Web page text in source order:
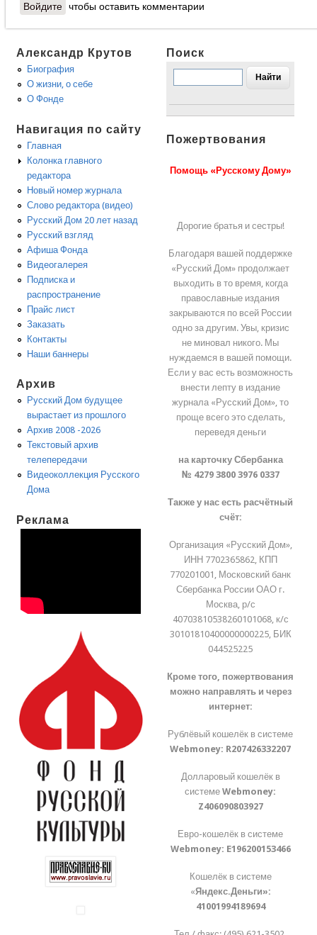
Войдите чтобы оставить комментарии
Александр Крутов
Биография
О жизни, о себе
О Фонде
Навигация по сайту
Главная
Колонка главного
редактора
Новый номер журнала
Слово редактора (видео)
Русский Дом 20 лет назад
Русский взгляд
Афиша Фонда
Видеогалерея
Подписка и
распространение
Прайс лист
Заказать
Контакты
Наши баннеры
Архив
Русский Дом будущее
вырастает из прошлого
Архив 2008 -2026
Текстовый архив
телепередачи
Видеоколлекция Русского
Дома
Реклама
Поиск
Пожертвования
Помощь «Русскому Дому»
Дорогие братья и сестры!
Благодаря вашей поддержке
«Русский Дом» продолжает
выходить в то время, когда
православные издания
закрываются по всей России
одно за другим. Увы, кризис
не миновал никого. Мы
нуждаемся в вашей помощи.
Если у вас есть возможность
внести лепту в издание
журнала «Русский Дом», то
проще всего это сделать,
переведя деньги
на карточку Сбербанка
№ 4279 3800 3976 0337
Также у нас есть расчётный
счёт:
Организация «Русский Дом»,
ИНН 7702365862, КПП
770201001, Московский банк
Сбербанка России ОАО г.
Москва, р/с
40703810538260101068, к/с
30101810400000000225, БИК
044525225
Кроме того, пожертвования
можно направлять и через
интернет:
Рублёвый кошелёк в системе
Webmoney: R207426332207
Долларовый кошелёк в
системеWebmoney:
Z406090803927
Евро-кошелёк в системе
Webmoney: E196200153466
Кошелёк в системе
«Яндекс.Деньги»:
41001994189694